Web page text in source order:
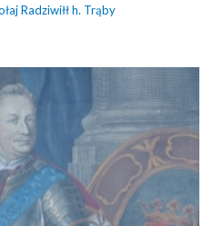
Radziwiłł h. Trąby